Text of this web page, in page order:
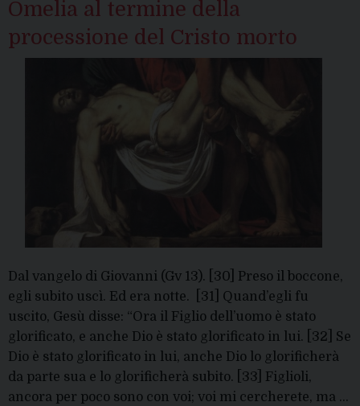
Omelia al termine della
processione del Cristo morto
Dal vangelo di Giovanni (Gv 13). [30] Preso il boccone,
egli subito uscì. Ed era notte. [31] Quand’egli fu
uscito, Gesù disse: “Ora il Figlio dell’uomo è stato
glorificato, e anche Dio è stato glorificato in lui. [32] Se
Dio è stato glorificato in lui, anche Dio lo glorificherà
da parte sua e lo glorificherà subito. [33] Figlioli,
ancora per poco sono con voi; voi mi cercherete, ma …